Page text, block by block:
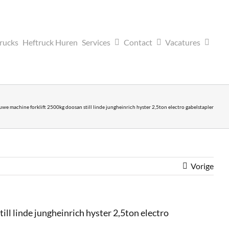
Heftruck Huren Services Contact Vacatures
machine forklift 2500kg doosan still linde jungheinrich hyster 2,5ton electro gabelstapler
Vorige
linde jungheinrich hyster 2,5ton electro